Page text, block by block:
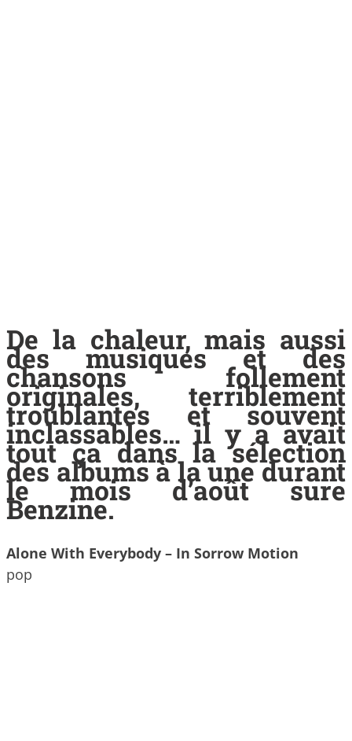
De la chaleur, mais aussi
des musiques et des
chansons follement
originales, terriblement
troublantes et souvent
inclassables… il y a avait
tout ça dans la sélection
des albums à la une durant
le mois d’août sure
Benzine.
Alone With Everybody – In Sorrow Motion
pop